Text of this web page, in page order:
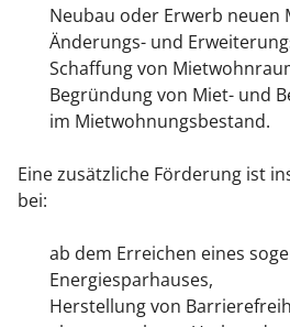
Neubau oder Erwerb neuen
Änderungs- und
Schaffung von
Begründung von Miet- und
im Mietwohnungsbestand.
Eine zusätzliche Förderung ist
bei:
ab dem Erreichen eines
Energiesparhauses,
Herstellung von